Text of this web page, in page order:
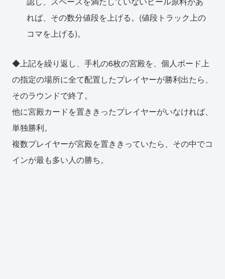
れば、その数分値段を上げる。(値段トラック上の
コマを上げる)。
◆上記を繰り返し、手札の6枚の宮殿を、個人ボード上
の指定の場所に全て配置したプレイヤーが勝利出たら、
そのラウンドで終了。
他に宮殿カードを置ききったプレイヤーがいなければ、
単独勝利。
複数プレイヤーが宮殿を置ききっていたら、その中でコ
インが最も多い人の勝ち。